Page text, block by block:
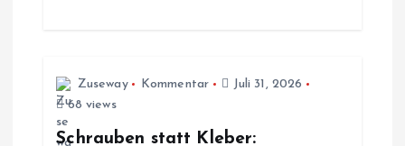
Zuseway Kommentar
Juli 31, 2026
68 views
Schrauben statt Kleber: